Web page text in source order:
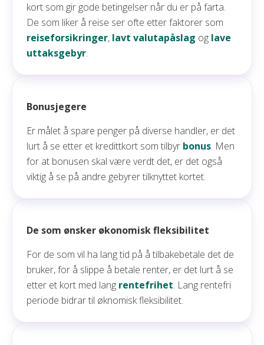
kort som gir gode betingelser når du er på farta.
De som liker å reise ser ofte etter faktorer som
reiseforsikringer, lavt valutapåslag og lave
uttaksgebyr.
Bonusjegere
Er målet å spare penger på diverse handler, er det
lurt å se etter et kredittkort som tilbyr bonus. Men
for at bonusen skal være verdt det, er det også
viktig å se på andre gebyrer tilknyttet kortet.
De som ønsker økonomisk fleksibilitet
For de som vil ha lang tid på å tilbakebetale det de
bruker, for å slippe å betale renter, er det lurt å se
etter et kort med lang rentefrihet. Lang rentefri
periode bidrar til øknomisk fleksibilitet.